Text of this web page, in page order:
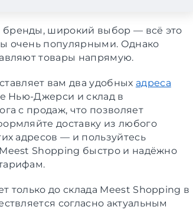
широкий выбор — всё это
очень популярными. Однако
товары напрямую.
вам два удобных адреса
Нью-Джерси и склад в
с продаж, что позволяет
доставку из любого
адресов — и пользуйтесь
Shopping быстро и надёжно
только до склада Meest Shopping в
согласно актуальным